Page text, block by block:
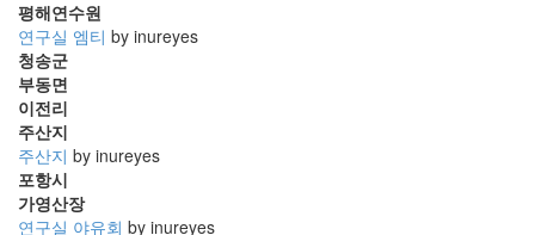
평해연수원
연구실 엠티 by inureyes
청송군
부동면
이전리
주산지
주산지 by inureyes
포항시
가영산장
연구실 야유회 by inureyes
일:
6418